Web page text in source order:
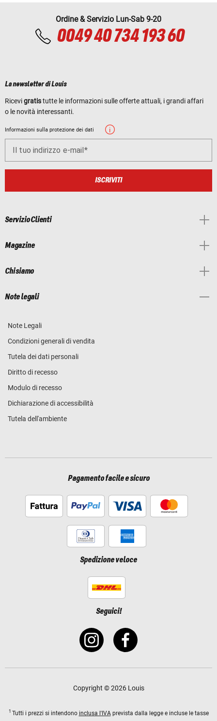
Ordine & Servizio Lun-Sab 9-20
0049 40 734 193 60
La newsletter di Louis
Ricevigratistutte le informazioni sulle offerte attuali, i grandi affari
o le novità interessanti.
Informazioni sulla protezione dei dati
Il tuo indirizzo e-mail
ISCRIVITI
Servizio Clienti
Magazine
Chi siamo
Note legali
Note Legali
Condizioni generali di vendita
Tutela dei dati personali
Diritto di recesso
Modulo di recesso
Dichiarazione di accessibilità
Tutela dell'ambiente
Pagamento facile e sicuro
Spedizione veloce
Seguici!
Copyright © 2026 Louis
1 Tutti i prezzi si intendono inclusa l'IVAprevista dalla legge e incluse le tasse